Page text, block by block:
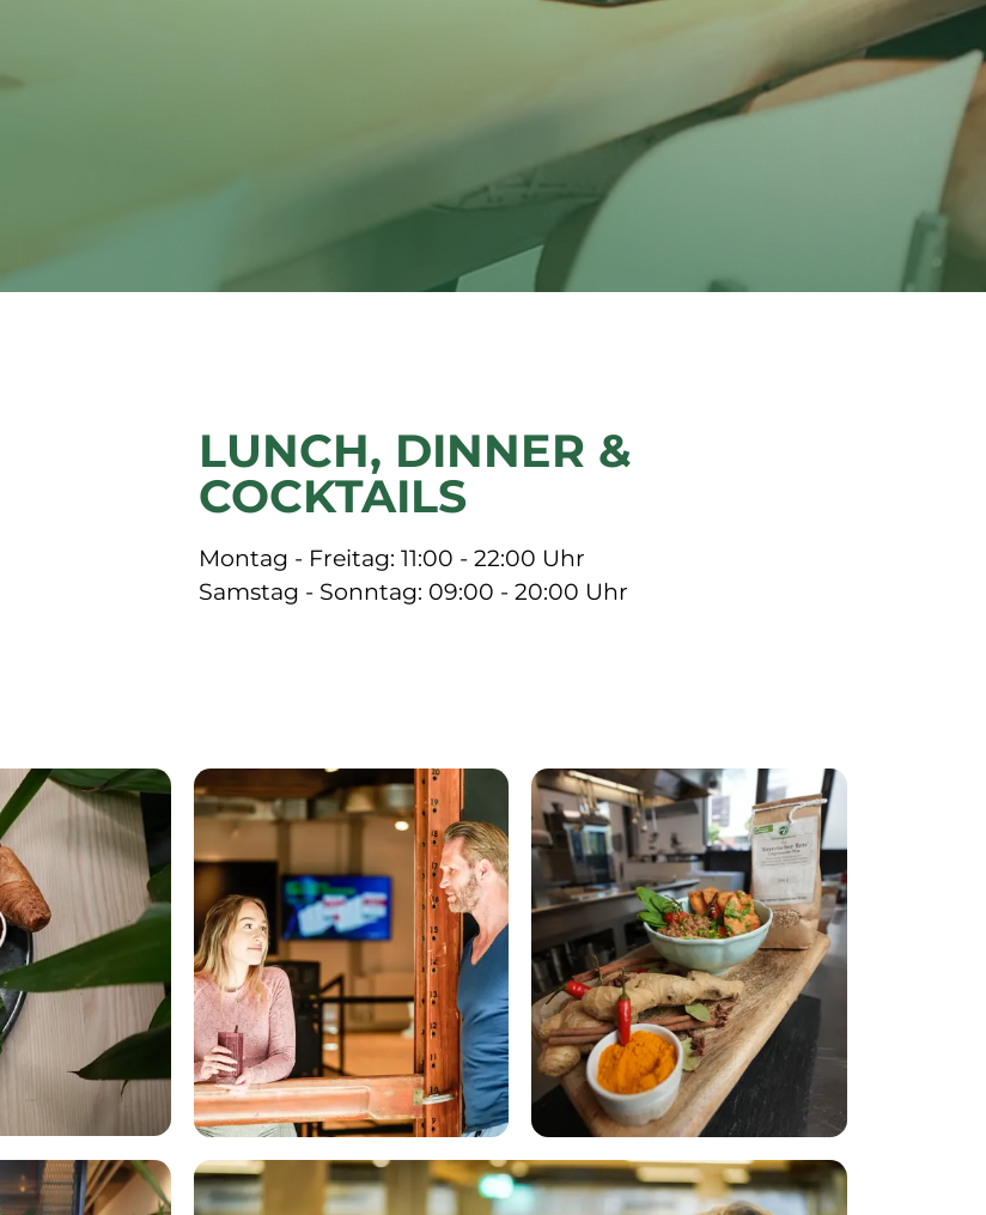
LUNCH, DINNER &
COCKTAILS
Montag - Freitag: 11:00 - 22:00 Uhr
Samstag - Sonntag: 09:00 - 20:00 Uhr